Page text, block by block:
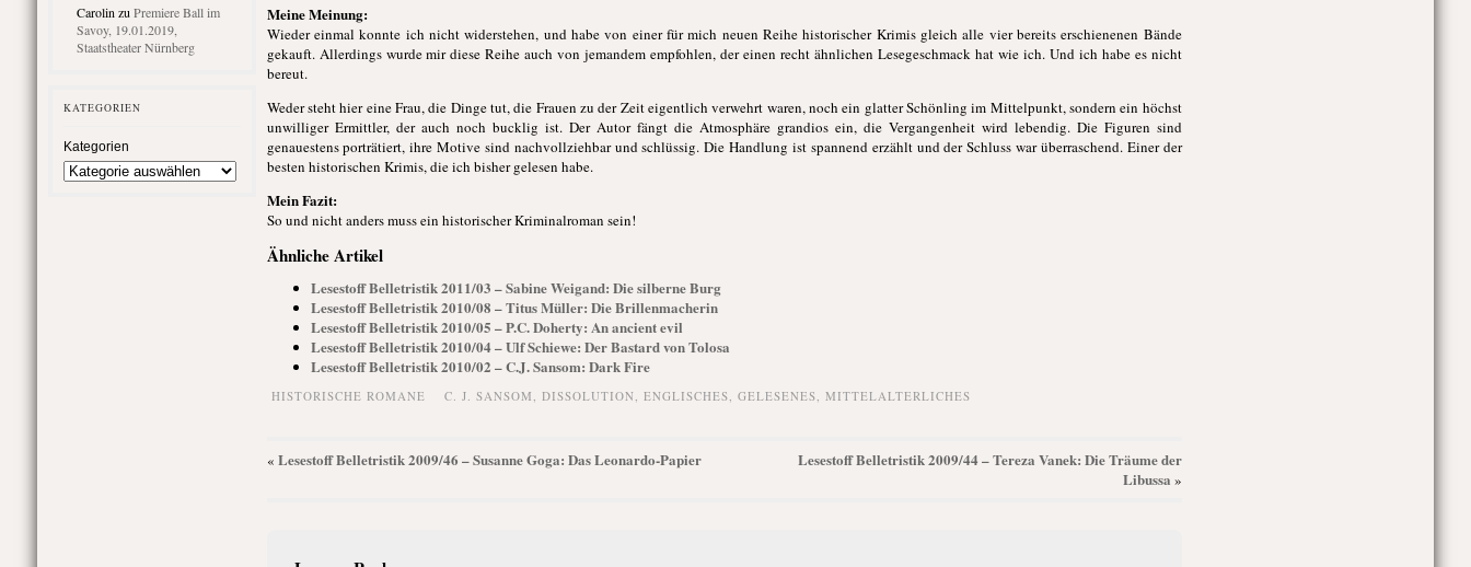
Carolin zu Premiere Ball im
Savoy, 19.01.2019,
Staatstheater Nürnberg
KATEGORIEN
Kategorien
Meine Meinung:
Wieder einmal konnte ich nicht widerstehen, und habe von einer für mich neuen Reihe historischer Krimis gleich alle vier bereits erschienenen Bände
gekauft. Allerdings wurde mir diese Reihe auch von jemandem empfohlen, der einen recht ähnlichen Lesegeschmack hat wie ich. Und ich habe es nicht
bereut.
Weder steht hier eine Frau, die Dinge tut, die Frauen zu der Zeit eigentlich verwehrt waren, noch ein glatter Schönling im Mittelpunkt, sondern ein höchst
unwilliger Ermittler, der auch noch bucklig ist. Der Autor fängt die Atmosphäre grandios ein, die Vergangenheit wird lebendig. Die Figuren sind
genauestens porträtiert, ihre Motive sind nachvollziehbar und schlüssig. Die Handlung ist spannend erzählt und der Schluss war überraschend. Einer der
besten historischen Krimis, die ich bisher gelesen habe.
Mein Fazit:
So und nicht anders muss ein historischer Kriminalroman sein!
Ähnliche Artikel
Lesestoff Belletristik 2011/03 – Sabine Weigand: Die silberne Burg
Lesestoff Belletristik 2010/08 – Titus Müller: Die Brillenmacherin
Lesestoff Belletristik 2010/05 – P.C. Doherty: An ancient evil
Lesestoff Belletristik 2010/04 – Ulf Schiewe: Der Bastard von Tolosa
Lesestoff Belletristik 2010/02 – C.J. Sansom: Dark Fire
HISTORISCHE ROMANE C. J. SANSOM, DISSOLUTION, ENGLISCHES, GELESENES, MITTELALTERLICHES
« Lesestoff Belletristik 2009/46 – Susanne Goga: Das Leonardo-Papier
Lesestoff Belletristik 2009/44 – Tereza Vanek: Die Träume der
Libussa »